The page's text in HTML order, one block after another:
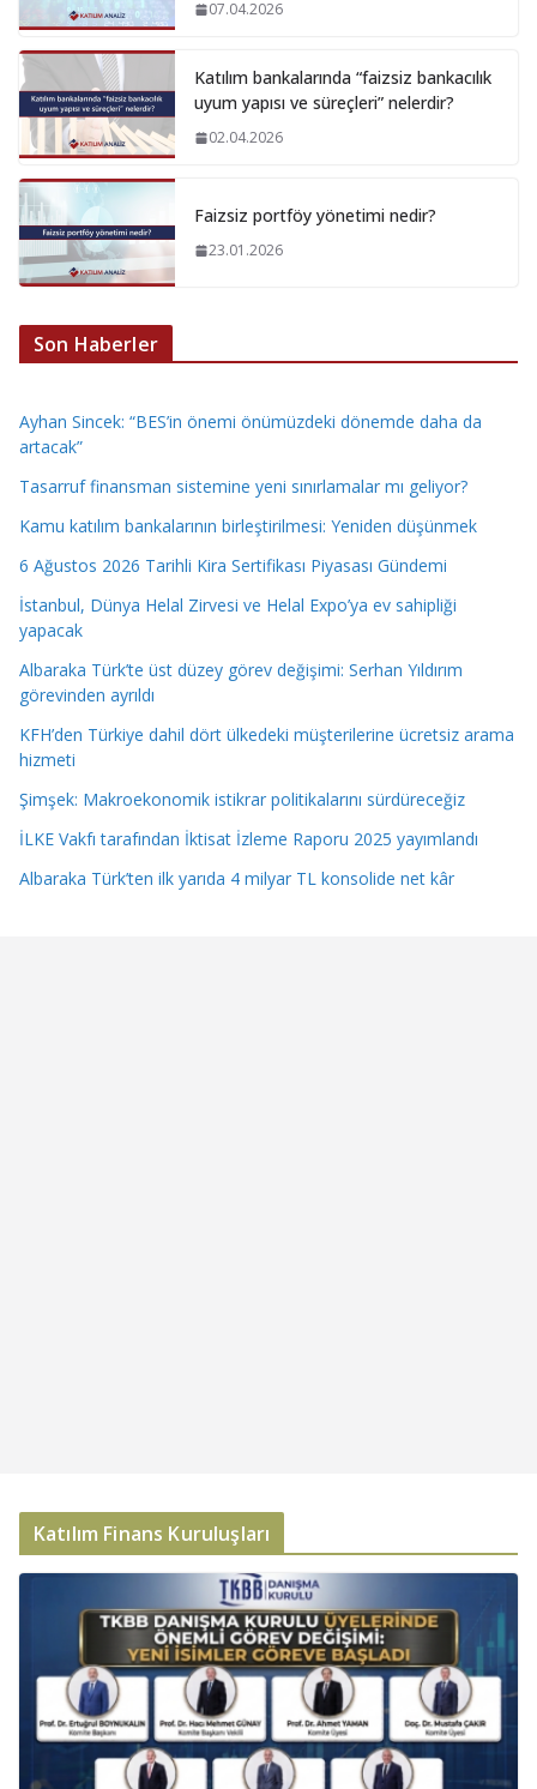
07.04.2026
Katılım bankalarında “faizsiz bankacılık
uyum yapısı ve süreçleri” nelerdir?
02.04.2026
Faizsiz portföy yönetimi nedir?
23.01.2026
Son Haberler
Ayhan Sincek: “BES’in önemi önümüzdeki dönemde daha da
artacak”
Tasarruf finansman sistemine yeni sınırlamalar mı geliyor?
Kamu katılım bankalarının birleştirilmesi: Yeniden düşünmek
6 Ağustos 2026 Tarihli Kira Sertifikası Piyasası Gündemi
İstanbul, Dünya Helal Zirvesi ve Helal Expo’ya ev sahipliği
yapacak
Albaraka Türk’te üst düzey görev değişimi: Serhan Yıldırım
görevinden ayrıldı
KFH’den Türkiye dahil dört ülkedeki müşterilerine ücretsiz arama
hizmeti
Şimşek: Makroekonomik istikrar politikalarını sürdüreceğiz
İLKE Vakfı tarafından İktisat İzleme Raporu 2025 yayımlandı
Albaraka Türk’ten ilk yarıda 4 milyar TL konsolide net kâr
Katılım Finans Kuruluşları